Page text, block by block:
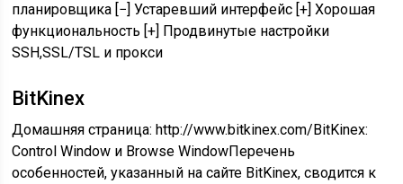
планировщика [−] Устаревший интерфейс [+] Хорошая
функциональность [+] Продвинутые настройки
SSH,SSL/TSL и прокси
BitKinex
Домашняя страница: http://www.bitkinex.com/BitKinex:
Control Window и Browse WindowПеречень
особенностей, указанный на сайте BitKinex, сводится к